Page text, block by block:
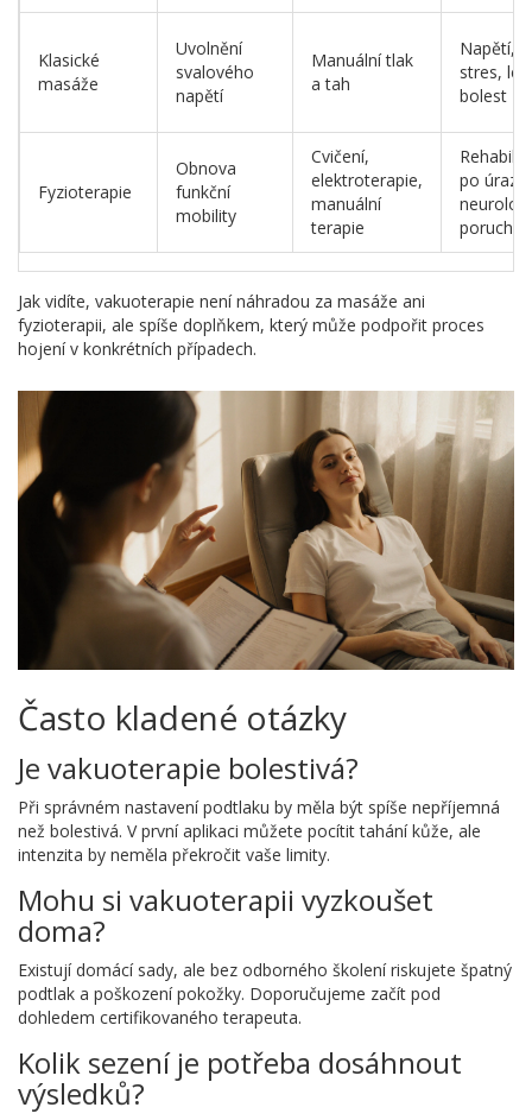
Klasické
masáže
Uvolnění
svalového
napětí
Manuální tlak
a tah
Napětí,
stres,
bolest
Fyzioterapie
Obnova
funkční
mobility
Cvičení,
elektroterapie,
manuální
terapie
po
poruchy
Jak vidíte, vakuoterapie není náhradou za masáže ani
fyzioterapii, ale spíše doplňkem, který může podpořit proces
hojení v konkrétních případech.
Často kladené otázky
Je vakuoterapie bolestivá?
Při správném nastavení podtlaku by měla být spíše nepříjemná
než bolestivá. V první aplikaci můžete pocítit tahání kůže, ale
intenzita by neměla překročit vaše limity.
Mohu si vakuoterapii vyzkoušet
doma?
Existují domácí sady, ale bez odborného školení riskujete špatný
podtlak a poškození pokožky. Doporučujeme začít pod
dohledem certifikovaného terapeuta.
Kolik sezení je potřeba dosáhnout
výsledků?